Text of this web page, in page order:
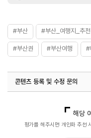
#부산 #부산_여행지_추천
#부산권 #부산여행 #
콘텐츠 등록 및 수정 문의
해당
평가를 해주시면 개인화 추천